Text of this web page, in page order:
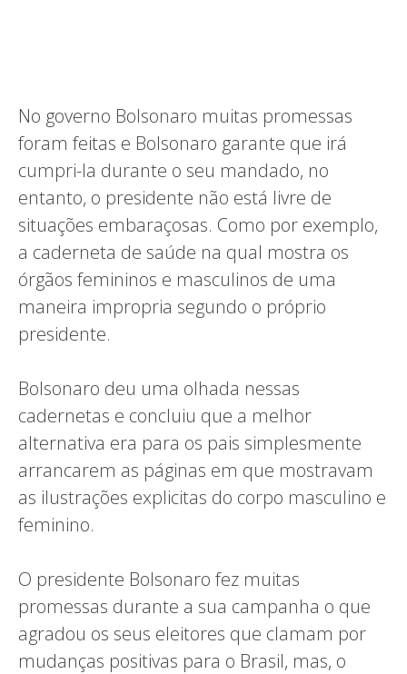
No governo Bolsonaro muitas promessas
foram feitas e Bolsonaro garante que irá
cumpri-la durante o seu mandado, no
entanto, o presidente não está livre de
situações embaraçosas. Como por exemplo,
a caderneta de saúde na qual mostra os
órgãos femininos e masculinos de uma
maneira impropria segundo o próprio
presidente.
Bolsonaro deu uma olhada nessas
cadernetas e concluiu que a melhor
alternativa era para os pais simplesmente
arrancarem as páginas em que mostravam
as ilustrações explicitas do corpo masculino e
feminino.
O presidente Bolsonaro fez muitas
promessas durante a sua campanha o que
agradou os seus eleitores que clamam por
mudanças positivas para o Brasil, mas, o